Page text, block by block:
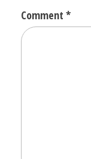
Comment *